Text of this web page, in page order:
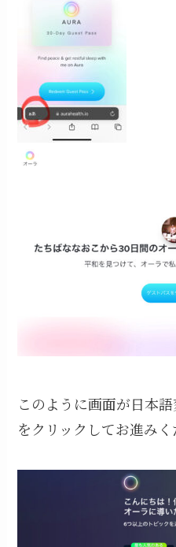
このように画面が日本
をクリックしてお進み